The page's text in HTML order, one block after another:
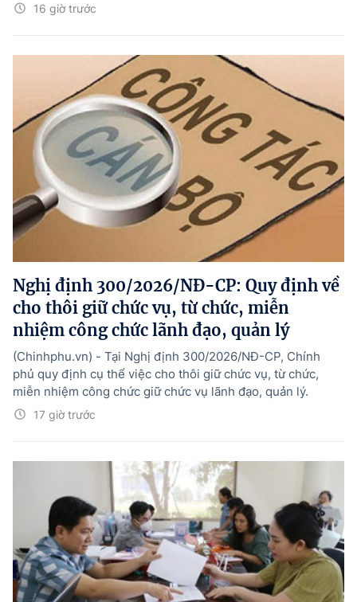
16 giờ trước
Nghị định 300/2026/NĐ-CP: Quy định về
cho thôi giữ chức vụ, từ chức, miễn
nhiệm công chức lãnh đạo, quản lý
17 giờ trước
(Chinhphu.vn) - Tại Nghị định 300/2026/NĐ-CP, Chính
phủ quy định cụ thể việc cho thôi giữ chức vụ, từ chức,
miễn nhiệm công chức giữ chức vụ lãnh đạo, quản lý.